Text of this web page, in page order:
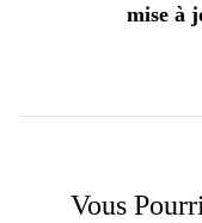
mise à
Vous